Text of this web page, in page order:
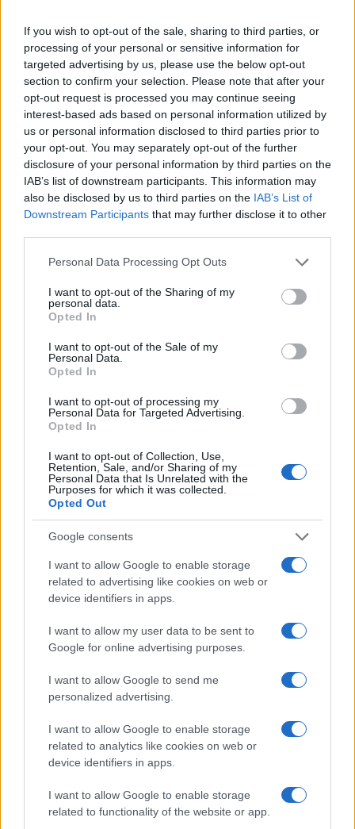
If you wish to opt-out of the sale, sharing to third parties, or
processing of your personal or sensitive information for
targeted advertising by us, please use the below opt-out
section to confirm your selection. Please note that after your
opt-out request is processed you may continue seeing
interest-based ads based on personal information utilized by
us or personal information disclosed to third parties prior to
your opt-out. You may separately opt-out of the further
disclosure of your personal information by third parties on the
IAB’s list of downstream participants. This information may
also be disclosed by us to third parties on the IAB’s List of
Downstream Participants that may further disclose it to other
Please note that this website/app uses one or more Google
not limited to your visit or usage behaviour. You may click to
grant or deny consent to Google and its third-party tags to
use your data for below specified purposes in below Google
consent section.
Personal Data Processing Opt Outs
I want to opt-out of the Sharing of my
personal data.
Opted In
I want to opt-out of the Sale of my
Personal Data.
Opted In
I want to opt-out of processing my
Personal Data for Targeted Advertising.
Opted In
I want to opt-out of Collection, Use,
Retention, Sale, and/or Sharing of my
Personal Data that Is Unrelated with the
Purposes for which it was collected.
Opted Out
Google consents
I want to allow Google to enable storage
related to advertising like cookies on web or
device identifiers in apps.
I want to allow my user data to be sent to
Google for online advertising purposes.
I want to allow Google to send me
personalized advertising.
I want to allow Google to enable storage
related to analytics like cookies on web or
device identifiers in apps.
I want to allow Google to enable storage
related to functionality of the website or app.
AUTORE
AiAdhubMedia
Continua a leggere